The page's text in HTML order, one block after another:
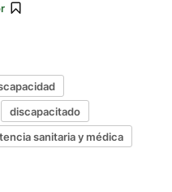
discapacitado
sanitaria y médica